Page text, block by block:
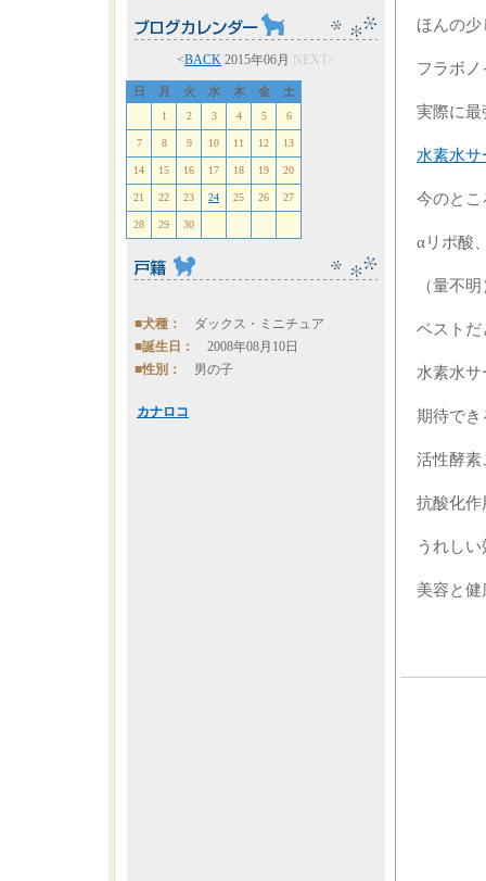
<BACK 2015年06月 NEXT>
日 月 火 水 木 金 土
1 2 3 4 5 6
7 8 9 10 11 12 13
14 15 16 17 18 19 20
21 22 23 24 25 26 27
28 29 30
■犬種： ダックス・ミニチュア
■誕生日： 2008年08月10日
■性別： 男の子
カナロコ
ほんの
フラボ
実際に最
水素水サ
今のとこ
αリポ酸
（量不
ベストだ
水素水サ
期待でき
活性酵素
抗酸化作
うれし
美容と